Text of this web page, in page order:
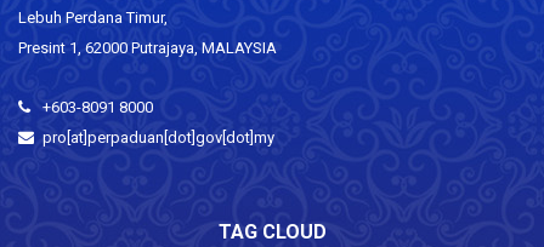
Lebuh Perdana Timur,
Presint 1, 62000 Putrajaya, MALAYSIA
+603-8091 8000
pro[at]perpaduan[dot]gov[dot]my
TAG CLOUD